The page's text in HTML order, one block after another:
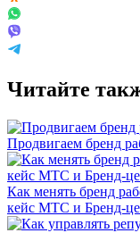
Читайте
Продвигаем бренд
Как менять бренд
кейс МТС и Бренд-